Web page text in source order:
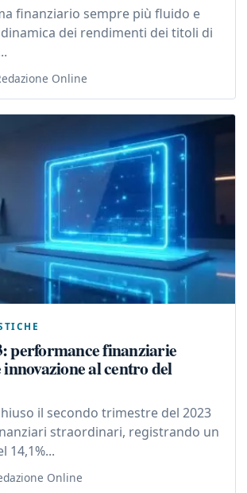
finanziario sempre più fluido e
dei rendimenti dei titoli di
Online
performance finanziarie
innovazione al centro del
il secondo trimestre del 2023
straordinari, registrando un
14,1%...
Online